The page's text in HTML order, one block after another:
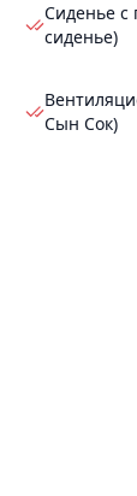
Сиденье с
сиденье)
Сын Сок)